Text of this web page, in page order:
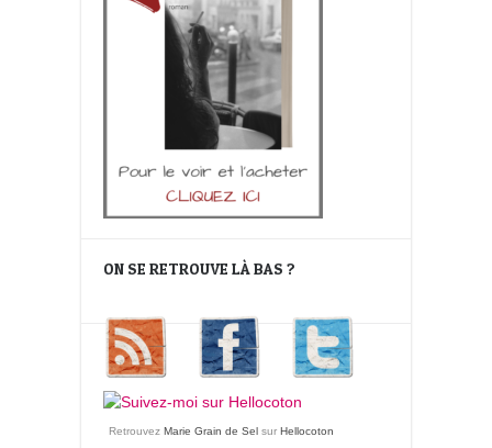
ON SE RETROUVE LÀ BAS ?
Retrouvez Marie Grain de Sel sur Hellocoton